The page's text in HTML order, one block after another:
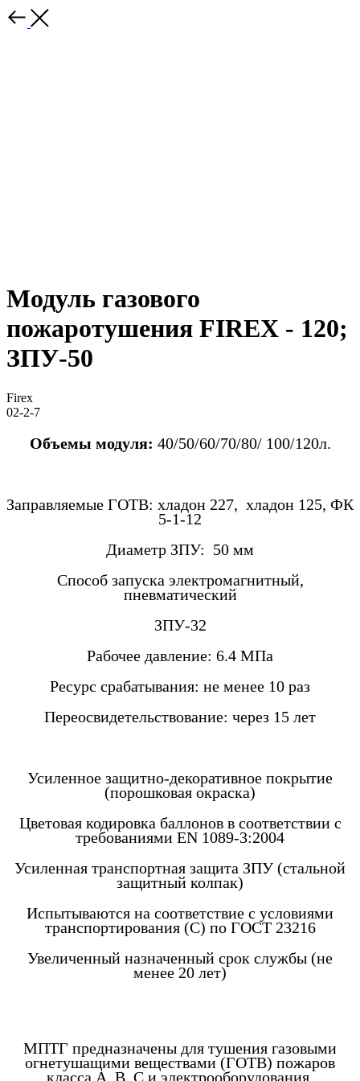
Модуль газового
пожаротушения FIREX - 120;
ЗПУ-50
Firex
02-2-7
Объемы модуля: 40/50/60/70/80/ 100/120л.
Заправляемые ГОТВ: хладон 227, хладон 125, ФК
5-1-12
Диаметр ЗПУ: 50 мм
Способ запуска электромагнитный,
пневматический
ЗПУ-32
Рабочее давление: 6.4 МПа
Ресурс срабатывания: не менее 10 раз
Переосвидетельствование: через 15 лет
Усиленное защитно-декоративное покрытие
(порошковая окраска)
Цветовая кодировка баллонов в соответствии с
требованиями EN 1089-3:2004
Усиленная транспортная защита ЗПУ (стальной
защитный колпак)
Испытываются на соответствие с условиями
транспортирования (С) по ГОСТ 23216
Увеличенный назначенный срок службы (не
менее 20 лет)
МПТГ предназначены для тушения газовыми
огнетушащими веществами (ГОТВ) пожаров
класса А, В, С и электрооборудования,